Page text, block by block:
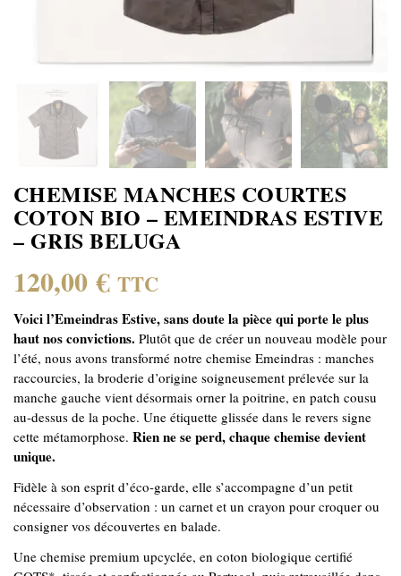
CHEMISE MANCHES COURTES
COTON BIO – EMEINDRAS ESTIVE
– GRIS BELUGA
120,00€ TTC
Voici l’Emeindras Estive, sans doute la pièce qui porte le plus
haut nos convictions. Plutôt que de créer un nouveau modèle pour
l’été, nous avons transformé notre chemise Emeindras : manches
raccourcies, la broderie d’origine soigneusement prélevée sur la
manche gauche vient désormais orner la poitrine, en patch cousu
au-dessus de la poche. Une étiquette glissée dans le revers signe
cette métamorphose. Rien ne se perd, chaque chemise devient
unique.
Fidèle à son esprit d’éco-garde, elle s’accompagne d’un petit
nécessaire d’observation : un carnet et un crayon pour croquer ou
consigner vos découvertes en balade.
Une chemise premium upcyclée, en coton biologique certifié